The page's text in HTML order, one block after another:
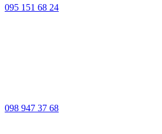
095 151 68 24
098 947 37 68